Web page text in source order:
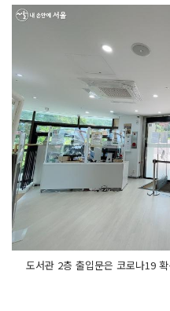
도서관 2층 출입문은 코로나19